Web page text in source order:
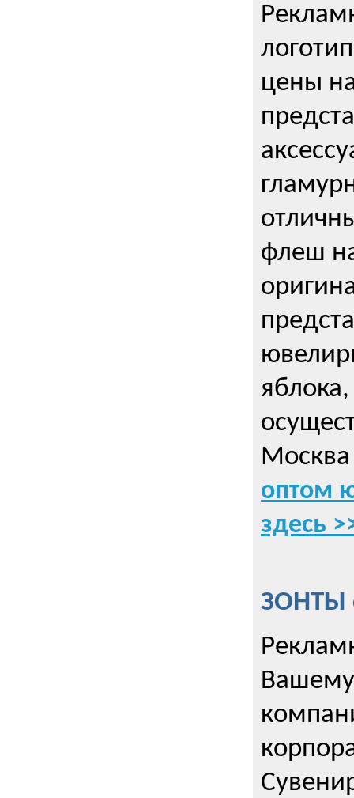
цены
флеш
Москва
оптом
здесь
ЗОНТЫ